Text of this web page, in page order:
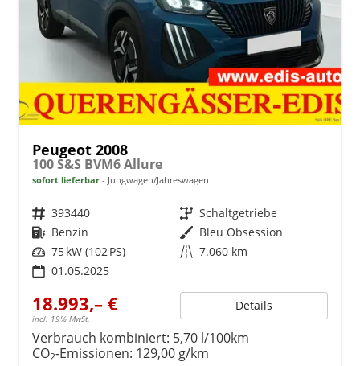
Peugeot 2008
100 S&S BVM6 Allure
sofort lieferbar Jungwagen/Jahreswagen
Fahrzeugnr. 393440 Getriebe Schaltgetriebe
Kraftstoff Benzin Außenfarbe Bleu Obsession
Leistung 75 kW (102 PS) Kilometerstand 7.060 km
01.05.2025
18.993,– €
incl. 19% MwSt.
Details
Verbrauch kombiniert: 5,70 l/100km
CO2-Emissionen: 129,00 g/km